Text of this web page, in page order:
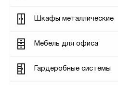
Шкафы металлические
Мебель для офиса
Гардеробные системы